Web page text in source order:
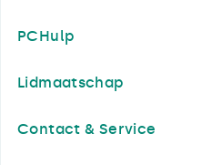
PCHulp
Lidmaatschap
Contact & Service